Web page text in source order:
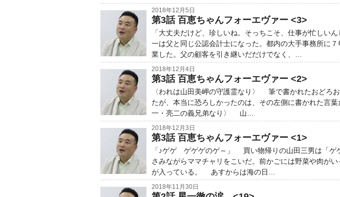
2018年12月5日
第3話 百恵ちゃんフォーエヴァー <3>
「大丈夫だけど、珍しいね。そっちこそ、仕事が忙し
一は父と同じ公認会計士になった。都内の大手事務所に
業した。父の顧客を引き継いだだけでなく、…
2018年12月4日
第3話 百恵ちゃんフォーエヴァー <2>
〈われは山田美岬の守護霊なり〉 筆で書かれたおどろ
たが、本当に恐ろしかったのは、その左側に書かれた言
一・亮二の義兄弟なり〉 山…
2018年12月3日
第3話 百恵ちゃんフォーエヴァー <1>
「♪ゲゲ ゲゲゲのゲ～」 買い物帰りの山田三男は「ゲ
さみながらママチャリをこいだ。前かごには野菜や肉が
が入っている。 あすからは海の日…
2018年11月30日